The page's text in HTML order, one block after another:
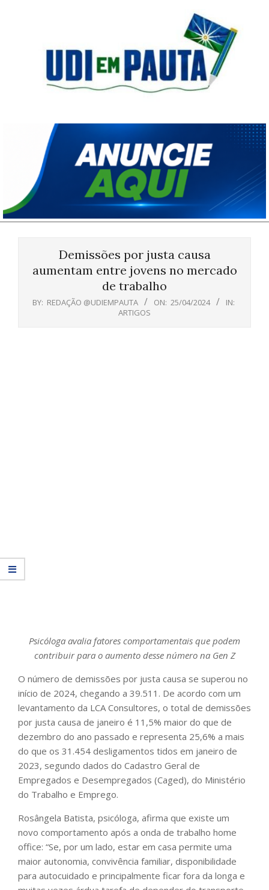
Pauta
Demissões por justa causa
aumentam entre jovens no mercado
de trabalho
BY: REDAÇÃO @UDIEMPAUTA ON: 25/04/2024
IN:
ARTIGOS
Psicóloga avalia fatores comportamentais que podem
contribuir para o aumento desse número na Gen Z
O número de demissões por justa causa se superou no
início de 2024, chegando a 39.511. De acordo com um
levantamento da LCA Consultores, o total de demissões
por justa causa de janeiro é 11,5% maior do que de
dezembro do ano passado e representa 25,6% a mais
do que os 31.454 desligamentos tidos em janeiro de
2023, segundo dados do Cadastro Geral de
Empregados e Desempregados (Caged), do Ministério
do Trabalho e Emprego.
Rosângela Batista, psicóloga, afirma que existe um
novo comportamento após a onda de trabalho home
office: “Se, por um lado, estar em casa permite uma
maior autonomia, convivência familiar, disponibilidade
para autocuidado e principalmente ficar fora da longa e